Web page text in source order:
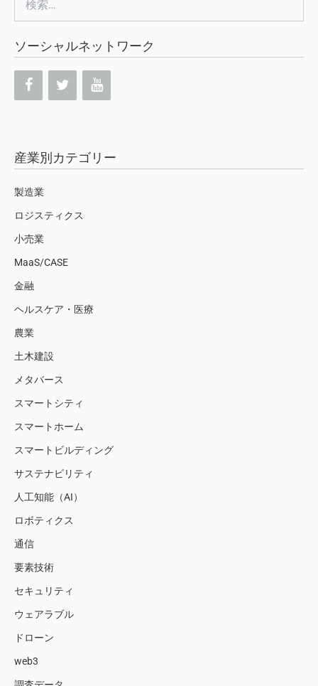
索:
ソーシャルネットワーク
産業別カテゴリー
製造業
ロジスティクス
小売業
MaaS/CASE
金融
ヘルスケア・医療
農業
土木建設
メタバース
スマートシティ
スマートホーム
スマートビルディング
サステナビリティ
人工知能（AI）
ロボティクス
通信
要素技術
セキュリティ
ウェアラブル
ドローン
web3